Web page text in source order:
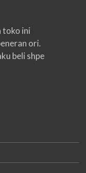
toko ini
ori.
beli shpe
nama